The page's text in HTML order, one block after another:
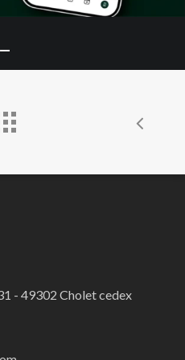
- 49302 Cholet cedex